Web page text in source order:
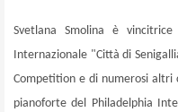
Svetlana Smolina è
Internazionale "Città di
Competition e di numerosi
pianoforte del Philadelphia